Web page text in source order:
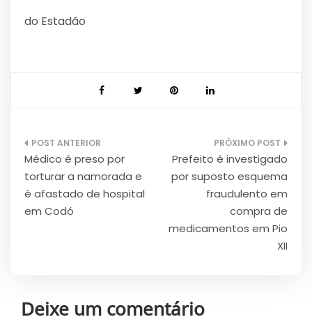
do Estadão
Navegação
de
Post
Médico é preso por
torturar a namorada e
é afastado de hospital
em Codó
Prefeito é investigado
por suposto esquema
fraudulento em
compra de
medicamentos em Pio
XII
Deixe um comentário